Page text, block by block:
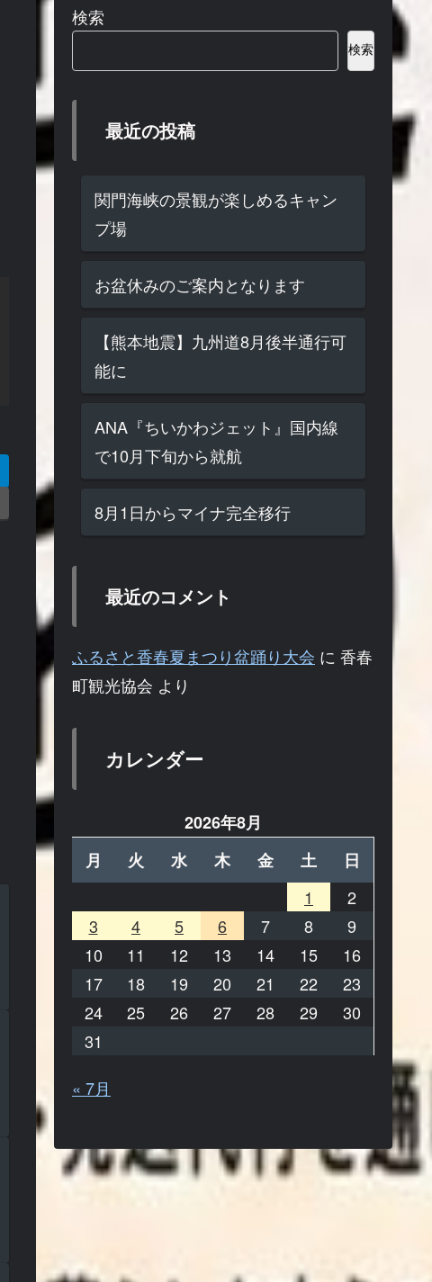
検索
検索
最近の投稿
関門海峡の景観が楽しめるキャン
プ場
お盆休みのご案内となります
【熊本地震】九州道8月後半通行可
能に
ANA『ちいかわジェット』国内線
で10月下旬から就航
8月1日からマイナ完全移行
最近のコメント
ふるさと香春夏まつり盆踊り大会 に 香春
町観光協会 より
カレンダー
2026年8月
月
火 水 木 金 土
日
1
2
3
4 5 6 7 8
9
10
11 12 13 14 15
16
17
18 19 20 21 22
23
24
25 26 27 28 29
30
31
« 7月